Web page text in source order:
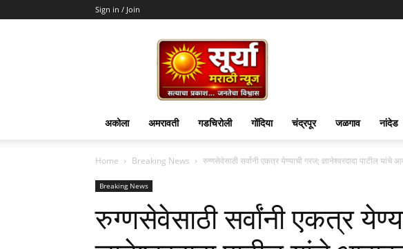
Sign in / Join
Surya
Marathi
News
अकोला अमरावती गडचिरोली गोंदिया चंद्रपूर जळगाव नांदेड
Home Breaking News रुग्णसेवेसाठी सर्वांनी एकत्र येण्याची गरज; ज्ञानेश्‍वरदादा पाटील यांचे
Breaking News
रुग्णसेवेसाठी सर्वांनी एकत्र